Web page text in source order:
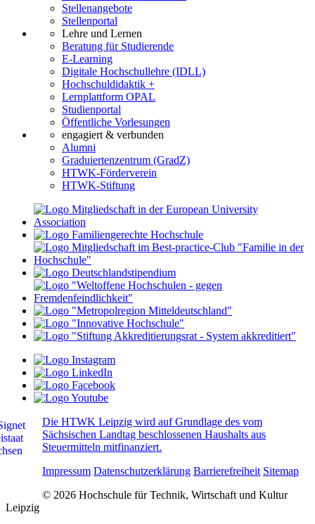
Stellenangebote
Stellenportal
Lehre und Lernen
Beratung für Studierende
E-Learning
Digitale Hochschullehre (IDLL)
Hochschuldidaktik +
Lernplattform OPAL
Studienportal
Öffentliche Vorlesungen
engagiert & verbunden
Alumni
Graduiertenzentrum (GradZ)
HTWK-Förderverein
HTWK-Stiftung
Die HTWK Leipzig wird auf Grundlage des vom
Sächsischen Landtag beschlossenen Haushalts aus
Steuermitteln mitfinanziert.
Impressum Datenschutzerklärung Barrierefreiheit Sitemap
© 2026 Hochschule für Technik, Wirtschaft und Kultur
Leipzig